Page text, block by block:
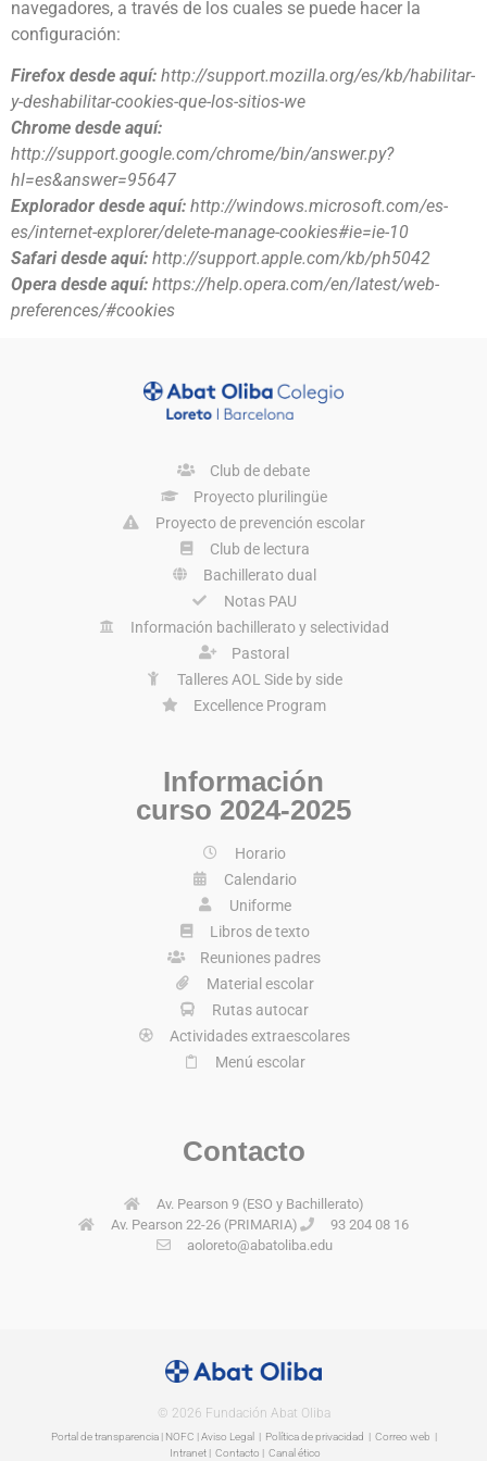
navegadores, a través de los cuales se puede hacer la
configuración:
Firefox desde aquí: http://support.mozilla.org/es/kb/habilitar-
y-deshabilitar-cookies-que-los-sitios-we
Chrome desde aquí:
http://support.google.com/chrome/bin/answer.py?
hl=es&answer=95647
Explorador desde aquí: http://windows.microsoft.com/es-
es/internet-explorer/delete-manage-cookies#ie=ie-10
Safari desde aquí: http://support.apple.com/kb/ph5042
Opera desde aquí: https://help.opera.com/en/latest/web-
preferences/#cookies
Club de debate
Proyecto plurilingüe
Proyecto de prevención escolar
Club de lectura
Bachillerato dual
Notas PAU
Información bachillerato y selectividad
Pastoral
Talleres AOL Side by side
Excellence Program
Información
curso 2024-2025
Horario
Calendario
Uniforme
Libros de texto
Reuniones padres
Material escolar
Rutas autocar
Actividades extraescolares
Menú escolar
Contacto
Av. Pearson 9 (ESO y Bachillerato)
Av. Pearson 22-26 (PRIMARIA)
93 204 08 16
aoloreto@abatoliba.edu
© 2026 Fundación Abat Oliba
Portal de transparencia| NOFC |Aviso Legal | Política de privacidad | Correo web |
Intranet| Contacto | Canal ético